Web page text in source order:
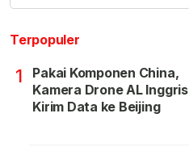
Terpopuler
1
Pakai Komponen China,
Kamera Drone AL Inggris
Kirim Data ke Beijing